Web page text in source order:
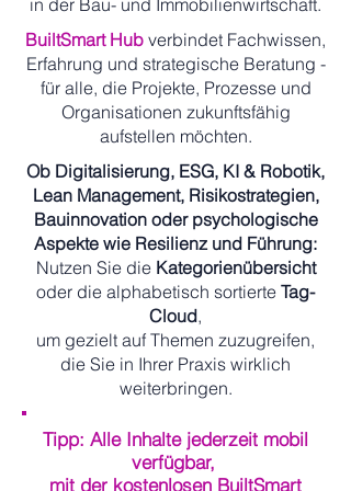
in der Bau- und Immobilienwirtschaft.
BuiltSmart Hub verbindet Fachwissen,
Erfahrung und strategische Beratung -
für alle, die Projekte, Prozesse und
Organisationen zukunftsfähig
aufstellen möchten.
Ob Digitalisierung, ESG, KI & Robotik,
Lean Management, Risikostrategien,
Bauinnovation oder psychologische
Aspekte wie Resilienz und Führung:
Nutzen Sie die Kategorienübersicht
oder die alphabetisch sortierte Tag-
Cloud,
um gezielt auf Themen zuzugreifen,
die Sie in Ihrer Praxis wirklich
weiterbringen.
Tipp: Alle Inhalte jederzeit mobil
verfügbar,
mit der kostenlosen BuiltSmart